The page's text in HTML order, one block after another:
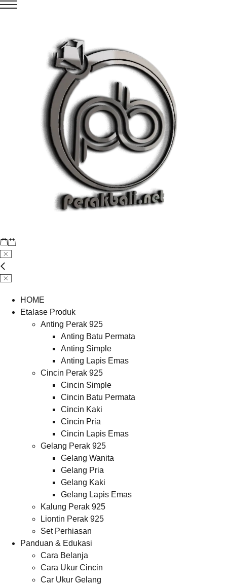
HOME
Etalase Produk
Anting Perak 925
Anting Batu Permata
Anting Simple
Anting Lapis Emas
Cincin Perak 925
Cincin Simple
Cincin Batu Permata
Cincin Kaki
Cincin Pria
Cincin Lapis Emas
Gelang Perak 925
Gelang Wanita
Gelang Pria
Gelang Kaki
Gelang Lapis Emas
Kalung Perak 925
Liontin Perak 925
Set Perhiasan
Panduan & Edukasi
Cara Belanja
Cara Ukur Cincin
Car Ukur Gelang